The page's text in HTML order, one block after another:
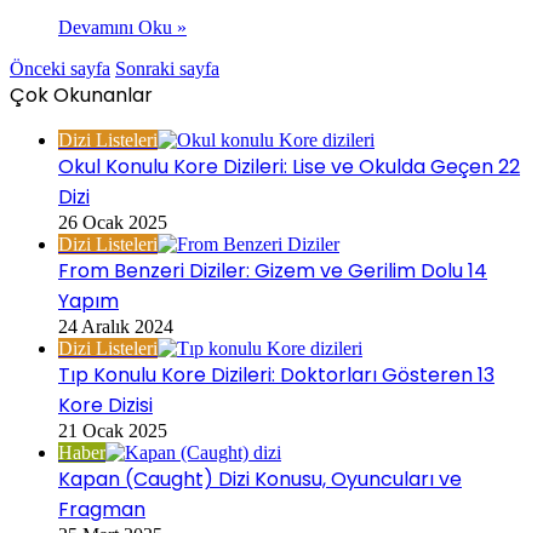
Devamını Oku »
Önceki sayfa Sonraki sayfa
Çok Okunanlar
Dizi Listeleri
Okul Konulu Kore Dizileri: Lise ve Okulda Geçen 22
Dizi
26 Ocak 2025
Dizi Listeleri
From Benzeri Diziler: Gizem ve Gerilim Dolu 14
Yapım
24 Aralık 2024
Dizi Listeleri
Tıp Konulu Kore Dizileri: Doktorları Gösteren 13
Kore Dizisi
21 Ocak 2025
Haber
Kapan (Caught) Dizi Konusu, Oyuncuları ve
Fragman